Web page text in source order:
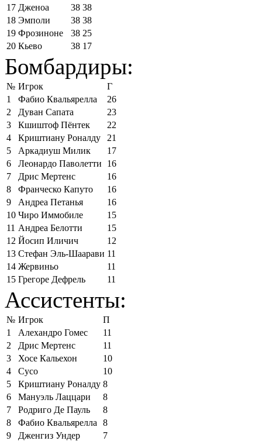
17 Дженоа 38 38
18 Эмполи 38 38
19 Фрозиноне 38 25
20 Кьево 38 17
Бомбардиры:
№ Игрок
Г
1
Фабио Квальярелла
26
2
Дуван Сапата
23
3
Кшиштоф Пёнтек
22
4
Криштиану Роналду
21
5
Аркадиуш Милик
17
6
Леонардо Паволетти
16
7
Дрис Мертенс
16
8
Франческо Капуто
16
9
Андреа Петанья
16
10 Чиро Иммобиле
15
11 Андреа Белотти
15
12 Йосип Иличич
12
13 Стефан Эль-Шаарави 11
14 Жервиньо
11
15 Грегоре Дефрель 11
Ассистенты:
№ Игрок
П
1
Алехандро Гомес
11
2
Дрис Мертенс
11
3
Хосе Кальехон
10
4
Сусо
10
5
Криштиану Роналду 8
6
Мануэль Лаццари
8
7
Родриго Де Пауль
8
8
Фабио Квальярелла
8
9
Дженгиз Ундер
7